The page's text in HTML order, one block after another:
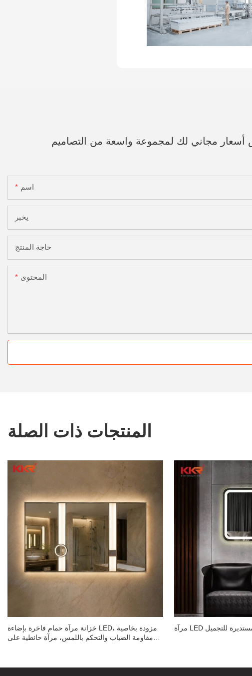
مجاني لك لمجموعة واسعة من التصاميم
اسم
يخبر
حاجة المنتج
المحتوى
المنتجات ذات الصلة
خزانة مرآة حمام فاخرة بإضاءة LED، مزودة بخاصية
مقاومة الضباب والتحكم باللمس، مرآة حائطية على